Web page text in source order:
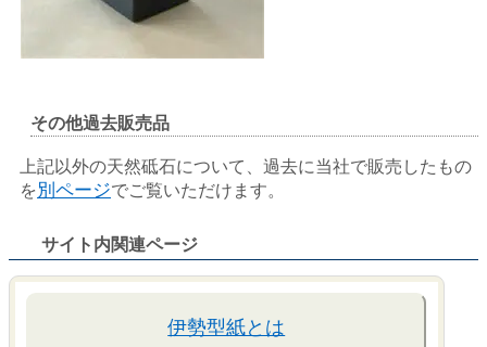
その他過去販売品
上記以外の天然砥石について、過去に当社で販売したもの
を 別ページでご覧いただけます。
サイト内関連ページ
伊勢型紙とは